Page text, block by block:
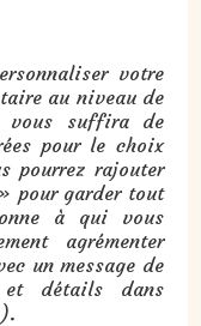
votre
au niveau de
vous suffira de
pour le choix
pourrez rajouter
pour garder tout
à qui vous
agrémenter
un message de
détails dans